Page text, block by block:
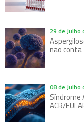
29 de Julho
não
08 de Julho
ACR/